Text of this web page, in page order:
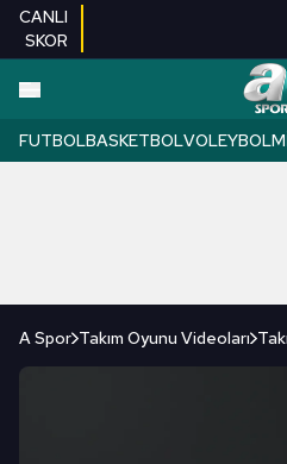
CANLI
SKOR
FUTBOLBASKETBOLVOLEYBOL
A Spor Takım Oyunu Videoları